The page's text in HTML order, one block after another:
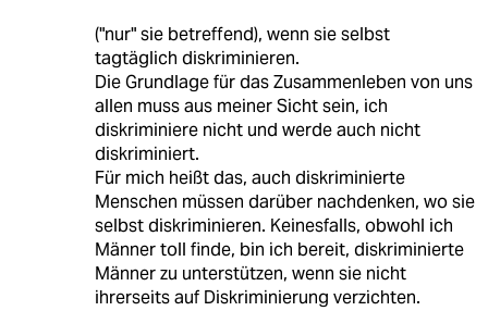
("nur" sie betreffend), wenn sie selbst
tagtäglich diskriminieren.
Die Grundlage für das Zusammenleben von uns
allen muss aus meiner Sicht sein, ich
diskriminiere nicht und werde auch nicht
diskriminiert.
Für mich heißt das, auch diskriminierte
Menschen müssen darüber nachdenken, wo sie
selbst diskriminieren. Keinesfalls, obwohl ich
Männer toll finde, bin ich bereit, diskriminierte
Männer zu unterstützen, wenn sie nicht
ihrerseits auf Diskriminierung verzichten.